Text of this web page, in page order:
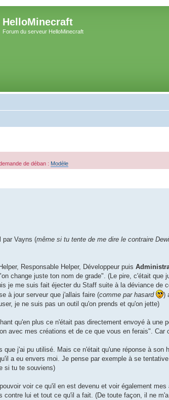
HelloMinecraft
Forum du serveur HelloMinecraft
de déban : Modèle
par Vayns (même si tu tente de me dire le contraire
Responsable Helper, Développeur puis
change juste ton nom de grade". (Le pire, c'était que
je me suis fait éjecter du Staff suite à la déviance de
à jour serveur que j'allais faire (comme par hasard
)
je ne suis pas un outil qu'on prends et qu'on jette)
qu'en plus ce n'était pas directement envoyé à une
avec mes créations et de ce que vous en ferais". Car
que j'ai pu utilisé. Mais ce n'était qu'une réponse à son
a eu envers moi. Je pense par exemple à se
si tu te souviens)
voir ce qu'il en est devenu et voir également mes
lui et tout ce qu'il a fait. (De toute façon, il ne